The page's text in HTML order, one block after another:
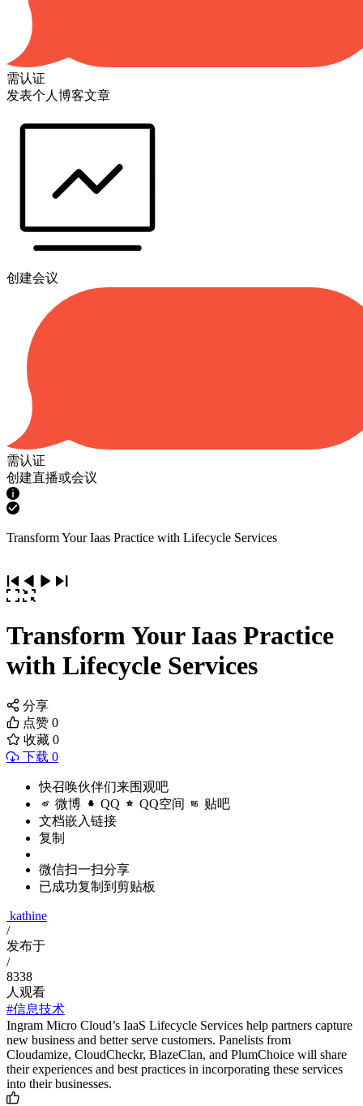
需认证
发表个人博客文章
创建会议
需认证
创建直播或会议
Transform Your Iaas Practice with Lifecycle Services
Transform Your Iaas Practice
with Lifecycle Services
分享
点赞 0
收藏 0
下载 0
快召唤伙伴们来围观吧
微博 QQ QQ空间 贴吧
文档嵌入链接
复制
微信扫一扫分享
已成功复制到剪贴板
kathine
/
发布于
/
8338
人观看
#信息技术
Ingram Micro Cloud’s IaaS Lifecycle Services help partners capture
new business and better serve customers. Panelists from
Cloudamize, CloudCheckr, BlazeClan, and PlumChoice will share
their experiences and best practices in incorporating these services
into their businesses.